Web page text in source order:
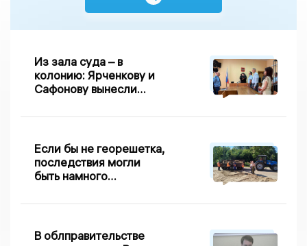
Из зала суда – в
колонию: Ярченкову и
Сафонову вынесли
взятке
Если бы не георешетка,
последствия могли
быть намного
сходе песка на
В облправительстве